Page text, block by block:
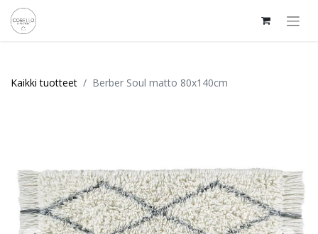
Kaikki tuotteet Berber Soul matto 80x140cm